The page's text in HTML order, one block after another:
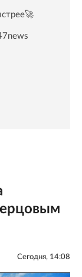
Сегодня, 14:08